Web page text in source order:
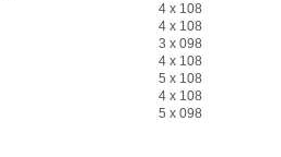
4 x 108
4 x 108
3 x 098
4 x 108
5 x 108
4 x 108
5 x 098